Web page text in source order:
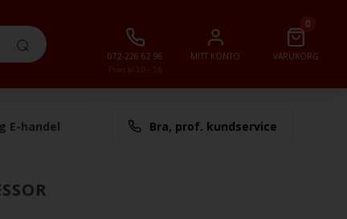
Från kl 10 - 16
072-226 62 96 MITT KONTO
0
VARUKORG
0,00 SEK
E-handel Bra, prof. kundservice